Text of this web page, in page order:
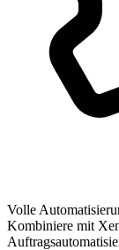
Volle
Kombiniere mit